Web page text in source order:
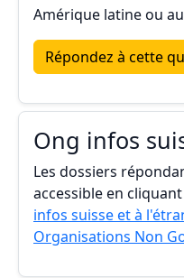
Amérique latine ou
Répondez à cette
Ong infos
Les dossiers
accessible en
infos suisse et à
Organisations Non